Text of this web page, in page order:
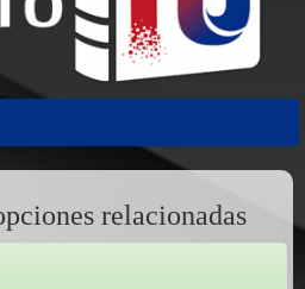
relacionadas